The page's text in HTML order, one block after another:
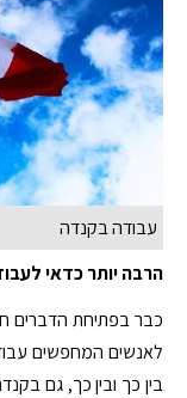
עבודה בקנדה
הרבה יותר כדאי
כבר בפתיחת הדברים
לאנשים המחפשים
בין כך ובין כך, גם